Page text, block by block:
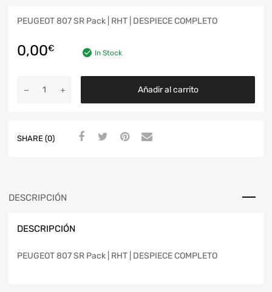
PEUGEOT 807 SR Pack | RHT | DESPIECE COMPLETO
0,00€ In Stock
Añadir al carrito
SHARE (0)
DESCRIPCIÓN
DESCRIPCIÓN
PEUGEOT 807 SR Pack | RHT | DESPIECE COMPLETO